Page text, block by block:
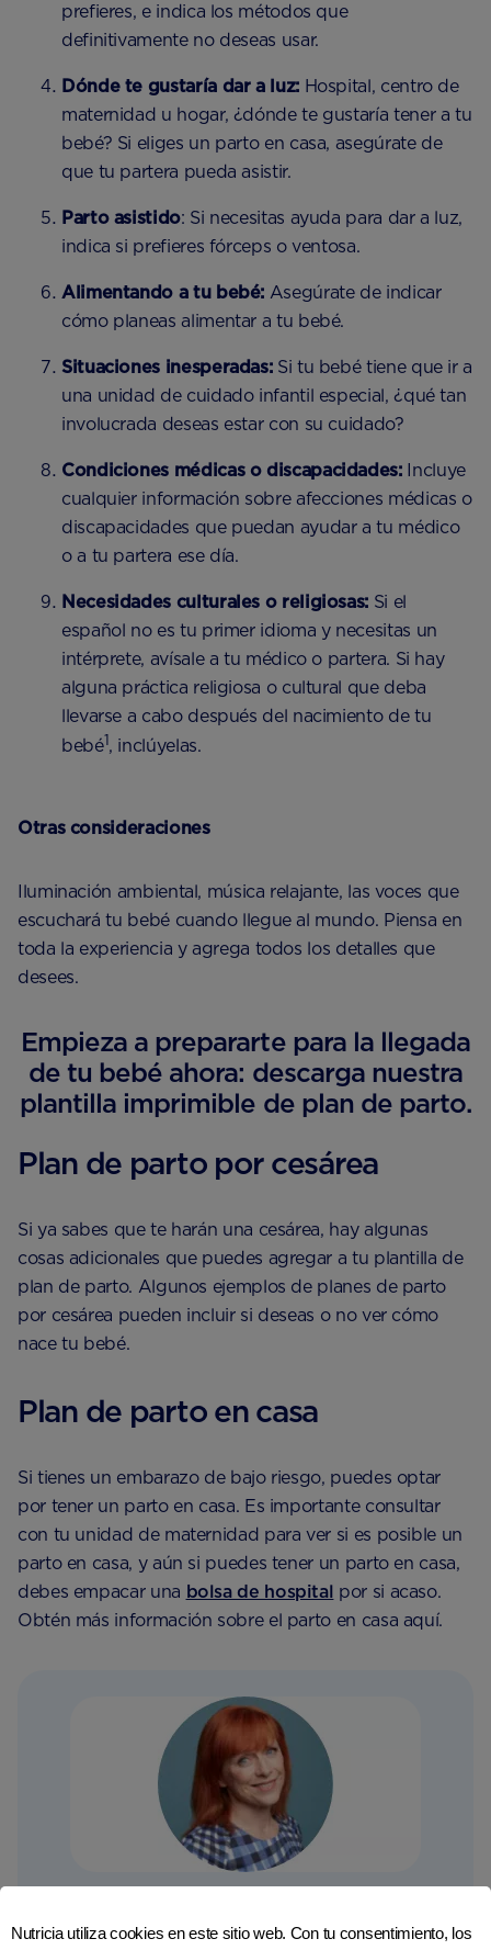
prefieres, e indica los métodos que
definitivamente no deseas usar.
Dónde te gustaría dar a luz:Hospital, centro de
maternidad u hogar, ¿dónde te gustaría tener a tu
bebé? Si eliges un parto en casa, asegúrate de
que tu partera pueda asistir.
Parto asistido: Si necesitas ayuda para dar a luz,
indica si prefieres fórceps o ventosa.
Alimentando a tu bebé: Asegúrate de indicar
cómo planeas alimentar a tu bebé.
Situaciones inesperadas:Si tu bebé tiene que ir a
una unidad de cuidado infantil especial, ¿qué tan
involucrada deseas estar con su cuidado?
Condiciones médicas o discapacidades:Incluye
cualquier información sobre afecciones médicas o
discapacidades que puedan ayudar a tu médico
o a tu partera ese día.
Necesidades culturales o religiosas: Si el
español no es tu primer idioma y necesitas un
intérprete, avísale a tu médico o partera. Si hay
alguna práctica religiosa o cultural que deba
llevarse a cabo después del nacimiento de tu
bebé1, inclúyelas.
Otras consideraciones
Iluminación ambiental, música relajante, las voces que
escuchará tu bebé cuando llegue al mundo. Piensa en
toda la experiencia y agrega todos los detalles que
desees.
Empieza a prepararte para la llegada
de tu bebé ahora: descarga nuestra
plantilla imprimible de plan de parto.
Plan de parto por cesárea
Si ya sabes que te harán una cesárea, hay algunas
cosas adicionales que puedes agregar a tu plantilla de
plan de parto. Algunos ejemplos de planes de parto
por cesárea pueden incluir si deseas o no ver cómo
nace tu bebé.
Plan de parto en casa
Si tienes un embarazo de bajo riesgo, puedes optar
por tener un parto en casa. Es importante consultar
con tu unidad de maternidad para ver si es posible un
parto en casa, y aún si puedes tener un parto en casa,
debes empacar una bolsa de hospital por si acaso.
Obtén más información sobre el parto en casa aquí.
Nutricia utiliza cookies en este sitio web. Con tu consentimiento, los